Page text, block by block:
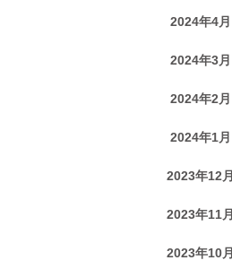
2024年4月
2024年3月
2024年2月
2024年1月
2023年12月
2023年11月
2023年10月